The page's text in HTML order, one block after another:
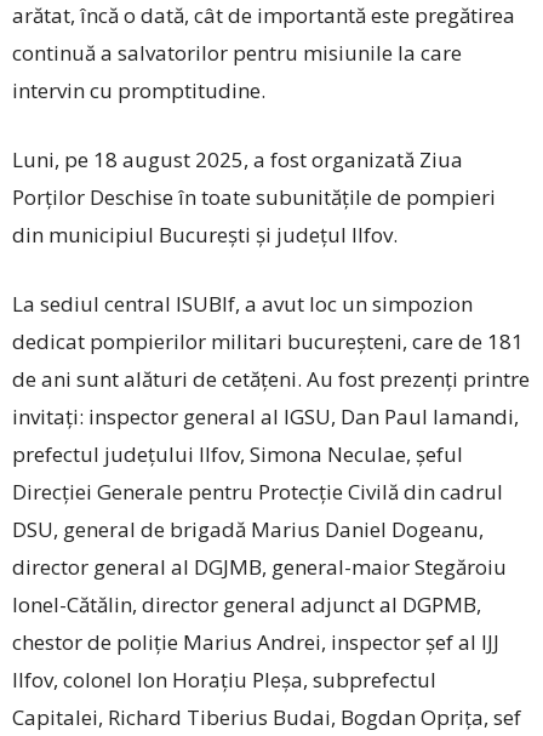
arătat, încă o dată, cât de importantă este pregătirea
continuă a salvatorilor pentru misiunile la care
intervin cu promptitudine.
Luni, pe 18 august 2025, a fost organizată Ziua
Porţilor Deschise în toate subunitățile de pompieri
din municipiul București și județul Ilfov.
La sediul central ISUBIf, a avut loc un simpozion
dedicat pompierilor militari bucureșteni, care de 181
de ani sunt alături de cetățeni. Au fost prezenți printre
invitați: inspector general al IGSU, Dan Paul Iamandi,
prefectul județului Ilfov, Simona Neculae, șeful
Direcției Generale pentru Protecție Civilă din cadrul
DSU, general de brigadă Marius Daniel Dogeanu,
director general al DGJMB, general-maior Stegăroiu
Ionel-Cătălin, director general adjunct al DGPMB,
chestor de poliție Marius Andrei, inspector șef al IJJ
Ilfov, colonel Ion Horațiu Pleșa, subprefectul
Capitalei, Richard Tiberius Budai, Bogdan Oprița, sef